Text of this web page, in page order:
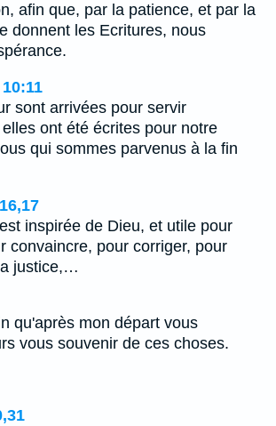
afin que, par la patience, et par la
donnent les Ecritures, nous
sont arrivées pour servir
ont été écrites pour notre
qui sommes parvenus à la fin
inspirée de Dieu, et utile pour
convaincre, pour corriger, pour
justice,…
qu'après mon départ vous
vous souvenir de ces choses.